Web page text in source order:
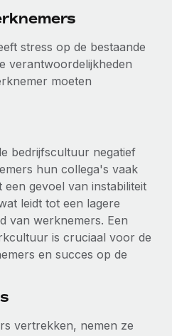
stress op de bestaande
verantwoordelijkheden
moeten
bedrijfscultuur negatief
hun collega's vaak
gevoel van instabiliteit
leidt tot een lagere
van werknemers. Een
is cruciaal voor de
en succes op de
vertrekken, nemen ze